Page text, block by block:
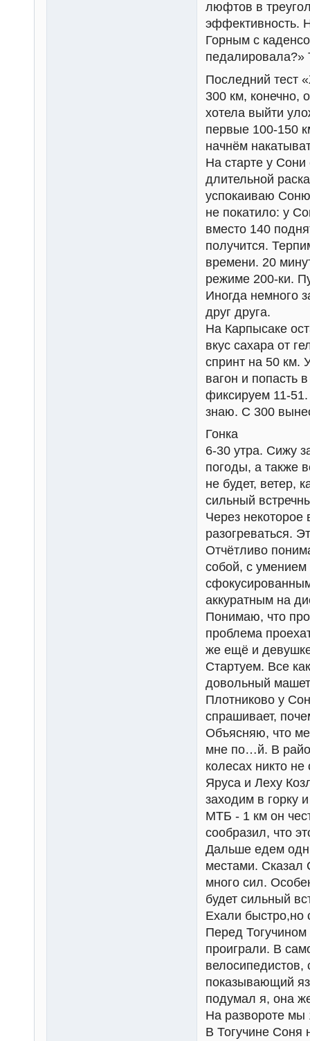
люфтов в
эффективность.
Горным с
педалировала?»
Последний тест
300 км, конечно,
хотела выйти
первые 100-150
начнём
На старте у
длительной
успокаиваю
не покатило: у
вместо 140
получится.
времени. 20
режиме 200-ки.
Иногда немного
друг друга.
На Карпысаке
вкус сахара от
спринт на 50 км.
вагон и
фиксируем 11-
знаю. С 300
Гонка
6-30 утра. Сижу
погоды, а также
не будет, ветер,
сильный
Через
разогреваться.
Отчётливо
собой, с умением
аккуратным на
Понимаю, что
проблема
же ещё и
Стартуем. Все
довольный
Плотниково у
спрашивает,
Объясняю, что
мне по…й. В
колесах никто
Яруса и Леху
заходим в горку
МТБ - 1 км он
сообразил, что
Дальше едем
местами. Сказал
много сил.
будет сильный
Ехали быстро,но
Перед
проиграли. В
показывающий
подумал я, она
На развороте мы
В Тогучине Соня